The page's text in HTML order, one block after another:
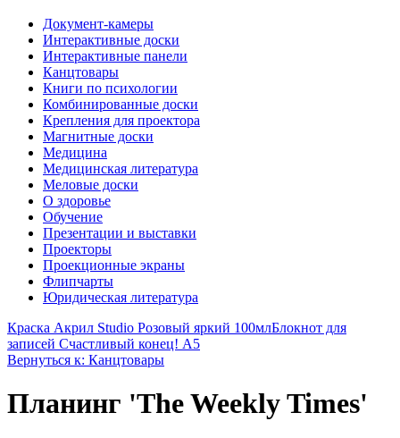
Документ-камеры
Интерактивные доски
Интерактивные панели
Канцтовары
Книги по психологии
Комбинированные доски
Крепления для проектора
Магнитные доски
Медицина
Медицинская литература
Меловые доски
О здоровье
Обучение
Презентации и выставки
Проекторы
Проекционные экраны
Флипчарты
Юридическая литература
Краска Акрил Studio Розовый яркий 100млБлокнот для
записей Счастливый конец! А5
Вернуться к: Канцтовары
Планинг 'The Weekly Times'